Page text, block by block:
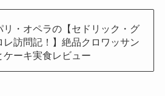
リ・オペラの【セドリック・グ
レ訪問記！】絶品クロワッサン
ケーキ実食レビュー